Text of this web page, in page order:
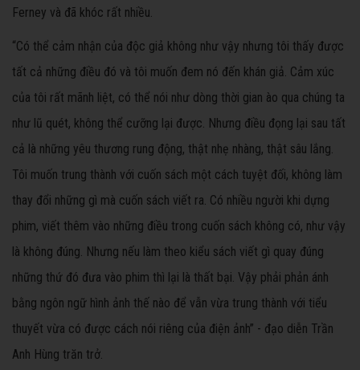
Ferney và đã khóc rất nhiều.
“Có thể cảm nhận của độc giả không như vậy nhưng tôi thấy được
tất cả những điều đó và tôi muốn đem nó đến khán giả. Cảm xúc
của tôi rất mãnh liệt, có thể nói như dòng thời gian ào qua chúng ta
như lũ quét, không thể cưỡng lại được. Nhưng điều đọng lại sau tất
cả là những yêu thương rung động, thật nhẹ nhàng, thật sâu lắng.
Tôi muốn trung thành với cuốn sách một cách tuyệt đối, không làm
thay đổi những gì mà cuốn sách viết ra. Có nhiều người khi dựng
phim, viết thêm vào những điều trong cuốn sách không có, như vậy
là không đúng. Nhưng nếu làm theo kiểu sách viết gì quay đúng
những thứ đó đưa vào phim thì lại là thất bại. Vậy phải phản ánh
bằng ngôn ngữ hình ảnh thế nào để vẫn vừa trung thành với tiểu
thuyết vừa có được cách nói riêng của điện ảnh” - đạo diễn Trần
Anh Hùng trăn trở.